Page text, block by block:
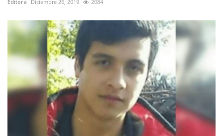
Editora Diciembre 26, 2019 2084